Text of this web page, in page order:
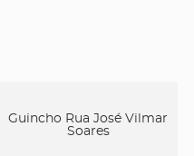
Guincho Rua José Vilmar
Soares